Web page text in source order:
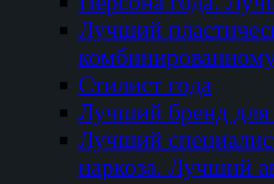
Лучший
Стилист года
Лучший бренд
Лучший
наркоза. Лучший